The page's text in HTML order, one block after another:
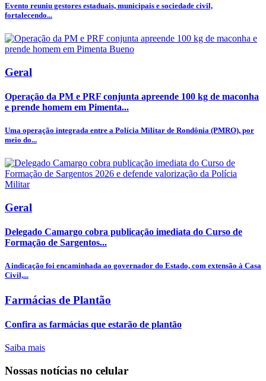
Evento reuniu gestores estaduais, municipais e sociedade civil,
fortalecendo...
Geral
Operação da PM e PRF conjunta apreende 100 kg de maconha
e prende homem em Pimenta...
Uma operação integrada entre a Polícia Militar de Rondônia (PMRO), por
meio do...
Geral
Delegado Camargo cobra publicação imediata do Curso de
Formação de Sargentos...
A indicação foi encaminhada ao governador do Estado, com extensão à Casa
Civil,...
Farmácias de Plantão
Confira as farmácias que estarão de plantão
Saiba mais
Nossas notícias no celular